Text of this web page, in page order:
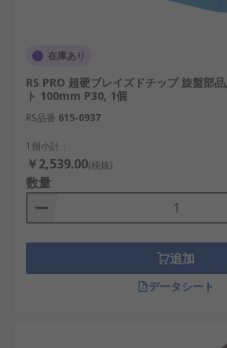
在庫あり
RS PRO 超硬ブレイズドチップ 旋盤部
ト 100mm P30, 1個
RS品番 615-0937
1個小計：
￥2,539.00(税抜)
数量
追加
データシート